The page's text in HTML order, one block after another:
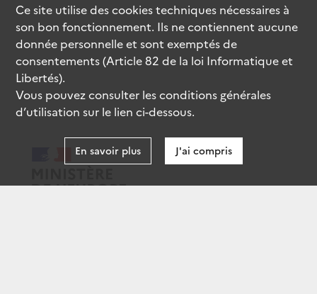
Ce site utilise descookiestechniques nécessaires à
son bon fonctionnement. Ils ne contiennent aucune
donnée personnelle et sont exemptés de
consentements (Article 82 de la loi Informatique et
Libertés).
Vous pouvez consulter les conditions générales
d’utilisation sur le lien ci-dessous.
En savoir plus J'ai compris